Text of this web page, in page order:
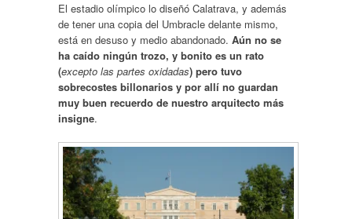
El estadio olímpico lo diseñó Calatrava, y además
de tener una copia del Umbracle delante mismo,
está en desuso y medio abandonado. Aún no se
ha caído ningún trozo, y bonito es un rato
(excepto las partes oxidadas) pero tuvo
sobrecostes billonarios y por allí no guardan
muy buen recuerdo de nuestro arquitecto más
insigne.